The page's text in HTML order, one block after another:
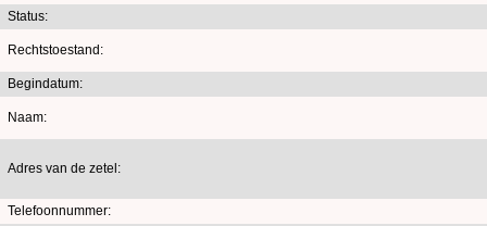
Status:
Rechtstoestand:
Begindatum:
Naam:
Adres van de zetel:
Telefoonnummer: